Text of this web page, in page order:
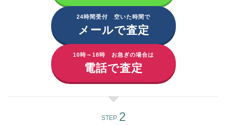
24時間受付 空いた時間で
メールで査定
10時～18時 お急ぎの場合は
電話で査定
STEP